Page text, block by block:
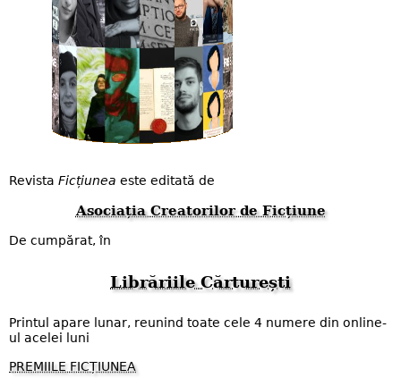
Revista Ficțiunea este editată de
Asociația Creatorilor de Ficțiune
De cumpărat, în
Librăriile Cărturești
Printul apare lunar, reunind toate cele 4 numere din online-
ul acelei luni
PREMIILE FICȚIUNEA